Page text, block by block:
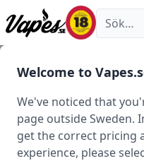
Welcome to
We've noticed that
page outside Sweden.
get the correct pricing
experience, please
Vapes.se
Hem/ Produkt
GODIS
Filtrera & sortera